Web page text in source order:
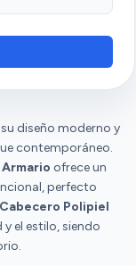
La
y fácil de
acolchado:
✅ Instalación
y se monta
de
combine con
en cuenta:
antes de
según el
diseño moderno y
contemporáneo.
ofrece un
perfecto
Cabecero Polipiel
el estilo, siendo